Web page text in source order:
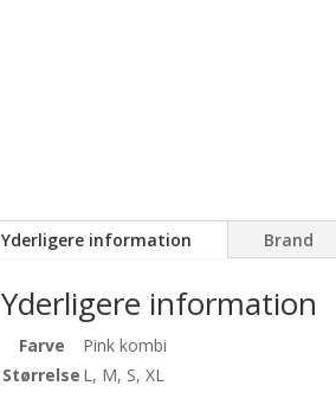
Yderligere information Brand
Yderligere information
Farve
Pink kombi
Størrelse L, M, S, XL